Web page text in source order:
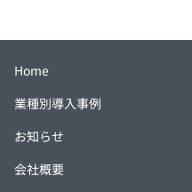
Home
業種別導入事例
お知らせ
会社概要